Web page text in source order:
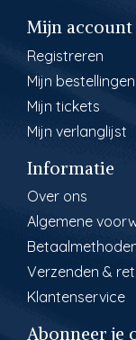
Mijn account
Registreren
Mijn bestellingen
Mijn tickets
Mijn verlanglijst
Informatie
Over ons
Algemene
Verzenden &
Klantenservice
Abonneer je